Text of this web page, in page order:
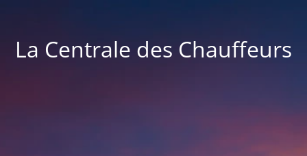
La Centrale des Chauffeurs